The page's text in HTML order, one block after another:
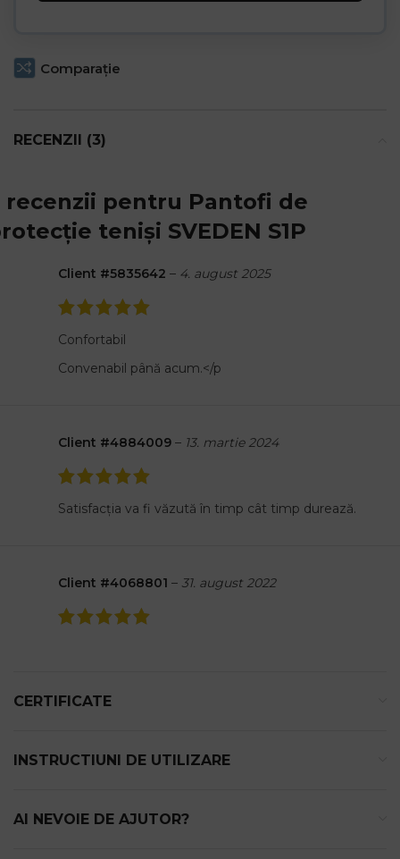
Comparaţie
RECENZII (3)
recenzii pentru Pantofi de
teniși SVEDEN S1P
Client #5835642 – 4. august 2025
Confortabil
Convenabil până acum.</p
Client #4884009 – 13. martie 2024
Satisfacția va fi văzută în timp cât timp durează.
Client #4068801 – 31. august 2022
CERTIFICATE
INSTRUCTIUNI DE UTILIZARE
AI NEVOIE DE AJUTOR?